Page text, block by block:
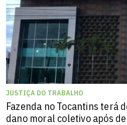
JUSTIÇA DO TRABALHO
Fazenda no Tocantins terá
dano moral coletivo após